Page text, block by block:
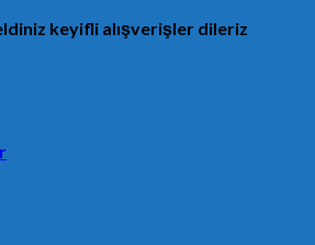
keyifli alışverişler dileriz